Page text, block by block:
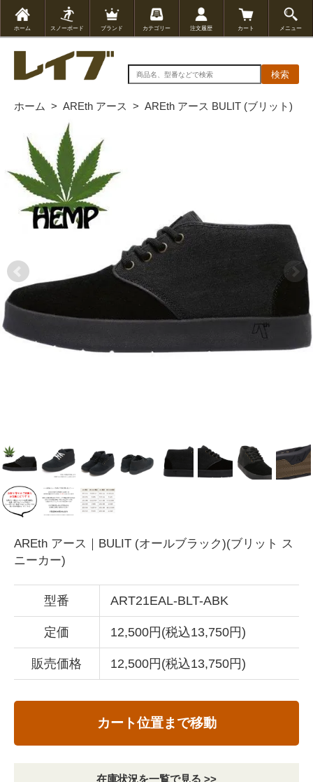
ホーム スノーボード ブランド カテゴリー 注文履歴 カート メニュー
検索
ホーム > AREth アース > AREth アース BULIT (ブリット)
AREth アース｜BULIT (オールブラック)(ブリット ス
ニーカー)
型番 ART21EAL-BLT-ABK
定価 12,500円(税込13,750円)
販売価格 12,500円(税込13,750円)
カート位置まで移動
在庫状況を一覧で見る >>